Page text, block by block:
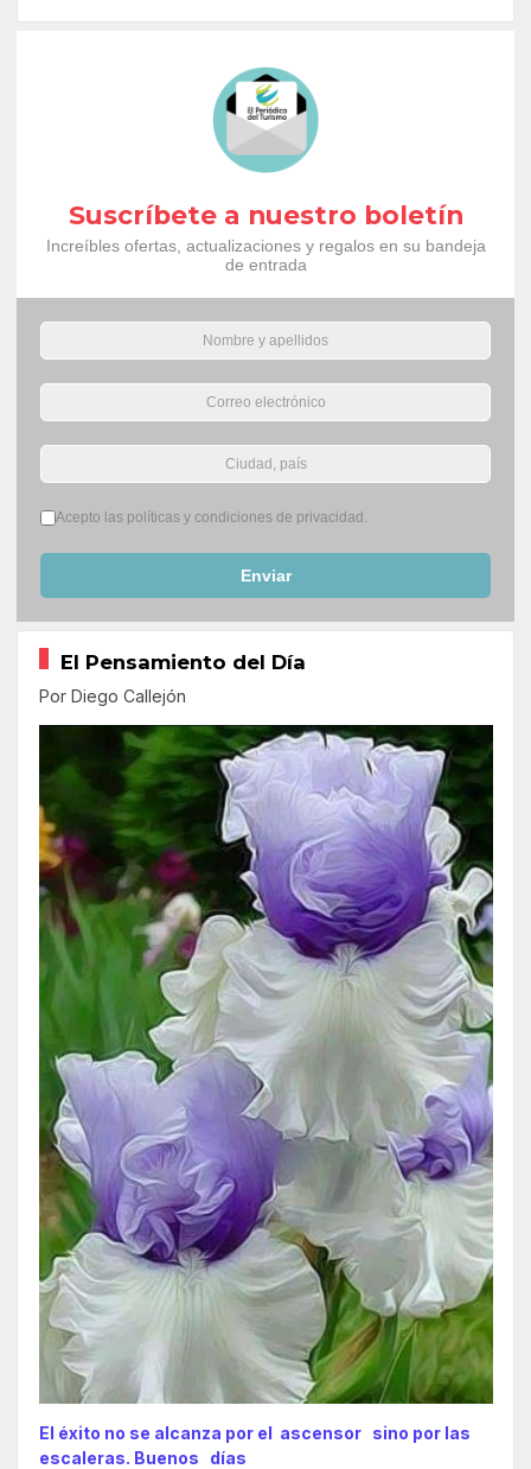
Suscríbete a nuestro boletín
Increíbles ofertas, actualizaciones y regalos en su bandeja
de entrada
Términos del servicio*
Acepto las políticas y condiciones de privacidad.
Enviar
El Pensamiento del Día
Por Diego Callejón
El éxito no se alcanza por el ascensor sino por las
escaleras. Buenos días